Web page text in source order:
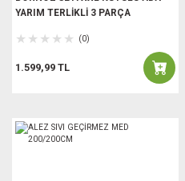
YARIM TERLİKLİ 3 PARÇA
(0)
1.599,99 TL